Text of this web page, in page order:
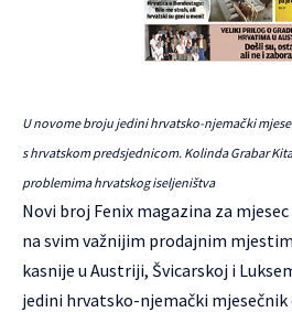
U novome broju jedini hrvatsko-njemački
s hrvatskom predsjednicom. Kolinda Grabar
problemima hrvatskog iseljeništva
Novi broj Fenix magazina za
na svim važnijim prodajnim
kasnije u Austriji, Švicarskoj i
jedini hrvatsko-njemački